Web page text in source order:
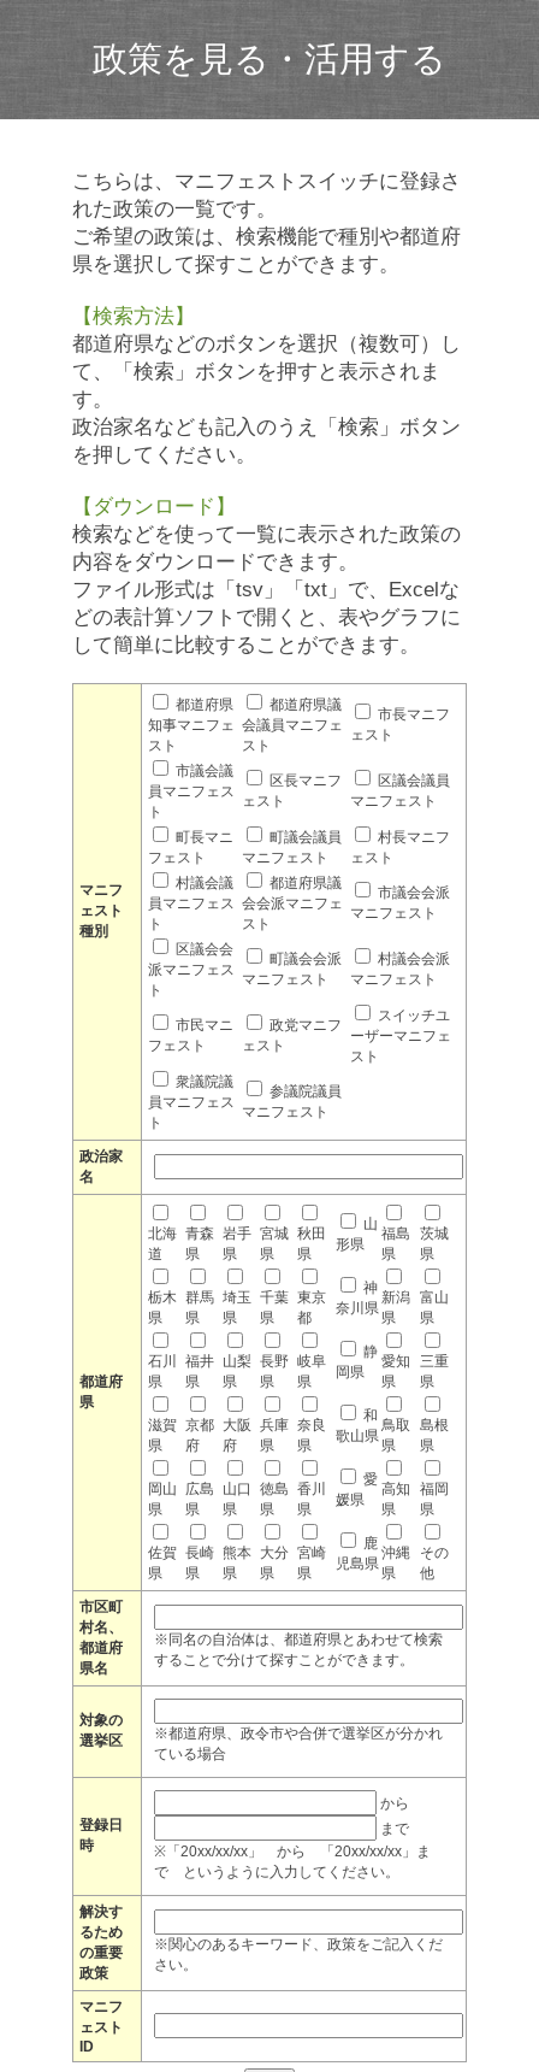
政策を見る・活用する
こちらは、マニフェストスイッチに登録さ
れた政策の一覧です。
ご希望の政策は、検索機能で種別や都道府
県を選択して探すことができます。
【検索方法】
都道府県などのボタンを選択（複数可）し
て、「検索」ボタンを押すと表示されま
す。
政治家名なども記入のうえ「検索」ボタン
を押してください。
【ダウンロード】
検索などを使って一覧に表示された政策の
内容をダウンロードできます。
ファイル形式は「tsv」「txt」で、Excelな
どの表計算ソフトで開くと、表やグラフに
して簡単に比較することができます。
マニフ
ェスト
種別
都道府県
知事マニフェ
スト
都道府県議
会議員マニフェ
スト
市長マニフ
ェスト
市議会議
員マニフェス
ト
区長マニフ
ェスト
区議会議員
マニフェスト
町長マニ
フェスト
町議会議員
マニフェスト
村長マニフ
ェスト
村議会議
員マニフェス
ト
都道府県議
会会派マニフェ
スト
市議会会派
マニフェスト
区議会会
派マニフェス
ト
町議会会派
マニフェスト
村議会会派
マニフェスト
市民マニ
フェスト
政党マニフ
ェスト
スイッチユ
ーザーマニフェ
スト
衆議院議
員マニフェス
ト
参議院議員
マニフェスト
政治家
名
都道府
県
北海
道
青森
県
岩手
県
宮城
県
秋田
県
山
形県
福島
県
茨城
県
栃木
県
群馬
県
埼玉
県
千葉
県
東京
都
神
奈川県
新潟
県
富山
県
石川
県
福井
県
山梨
県
長野
県
岐阜
県
静
岡県
愛知
県
三重
県
滋賀
県
京都
府
大阪
府
兵庫
県
奈良
県
和
歌山県
鳥取
県
島根
県
岡山
県
広島
県
山口
県
徳島
県
香川
県
愛
媛県
高知
県
福岡
県
佐賀
県
長崎
県
熊本
県
大分
県
宮崎
県
鹿
児島県
沖縄
県
その
他
市区町
村名、
都道府
県名
※同名の自治体は、都道府県とあわせて検索
することで分けて探すことができます。
対象の
選挙区
※都道府県、政令市や合併で選挙区が分かれ
ている場合
登録日
時
から
まで
※「20xx/xx/xx」 から 「20xx/xx/xx」ま
で というように入力してください。
解決す
るため
の重要
政策
※関心のあるキーワード、政策をご記入くだ
さい。
マニフ
ェスト
ID